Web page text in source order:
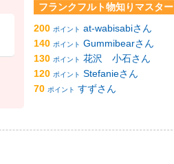
フランクフルト物知りマスター
200 ポイント at-wabisabiさん
140 ポイント Gummibearさん
130 ポイント 花沢 小石さん
120 ポイント Stefanieさん
70 ポイント すずさん